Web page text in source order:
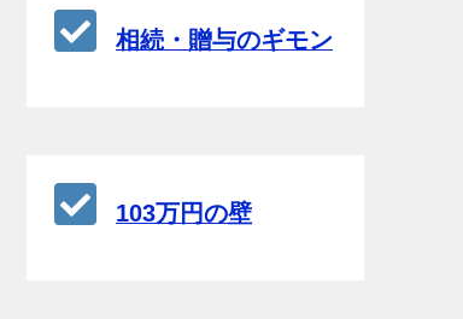
相続・贈与のギモン
103万円の壁